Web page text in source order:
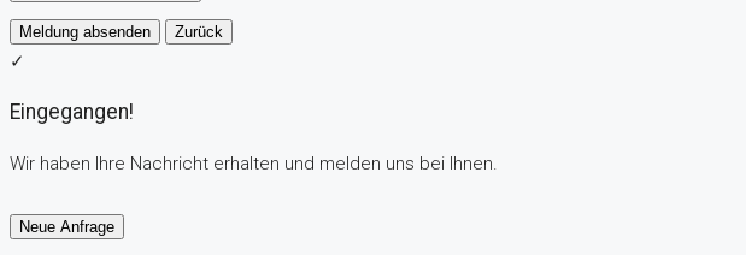
Meldung absenden Zurück
✓
Eingegangen!
Wir haben Ihre Nachricht erhalten und melden uns bei Ihnen.
Neue Anfrage